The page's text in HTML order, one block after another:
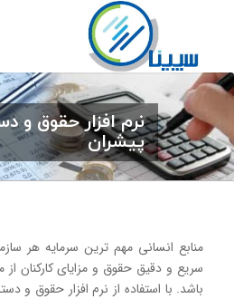
نرم افزار حقوق و
پیشران
منابع انسانی مهم ترین سرمایه هر
سریع و دقيق حقوق و مزایای كاركنان
باشد. با استفاده از نرم افزار حقوق و